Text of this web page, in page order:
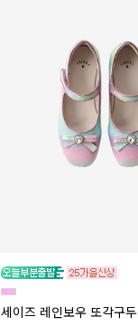
세이즈 레인보우 또각구두